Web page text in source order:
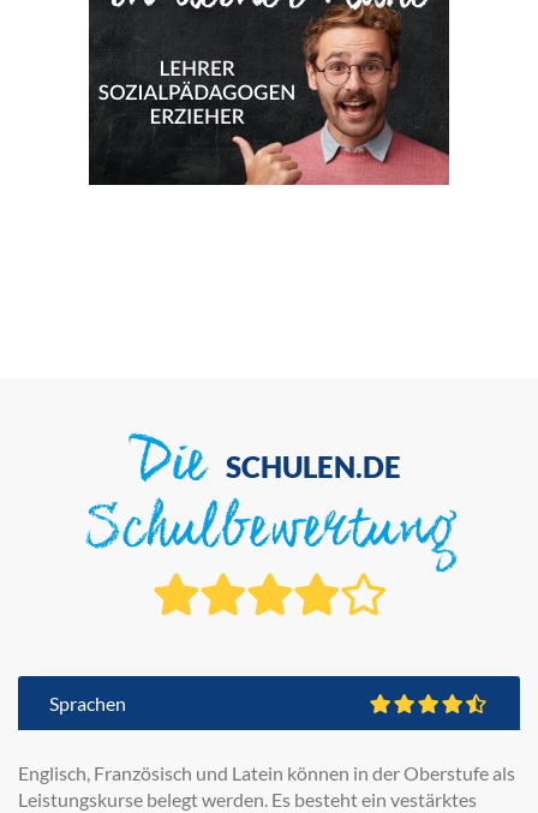
Die SCHULEN.DE
Schulbewertung
Sprachen
Englisch, Französisch und Latein können in der Oberstufe als
Leistungskurse belegt werden. Es besteht ein vestärktes